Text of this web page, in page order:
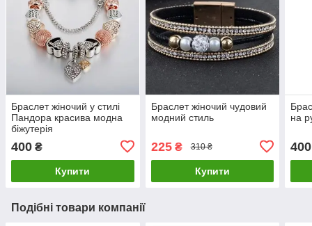
Браслет жіночий у стилі
Пандора красива модна
біжутерія
400 ₴
Купити
Браслет жіночий чудовий
модний стиль
225₴ 310 ₴
Купити
на
400
Подібні товари компанії